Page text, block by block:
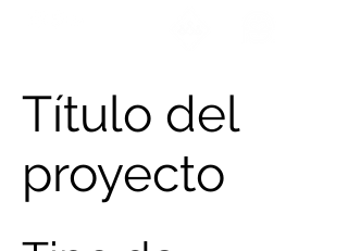
Título del
proyecto